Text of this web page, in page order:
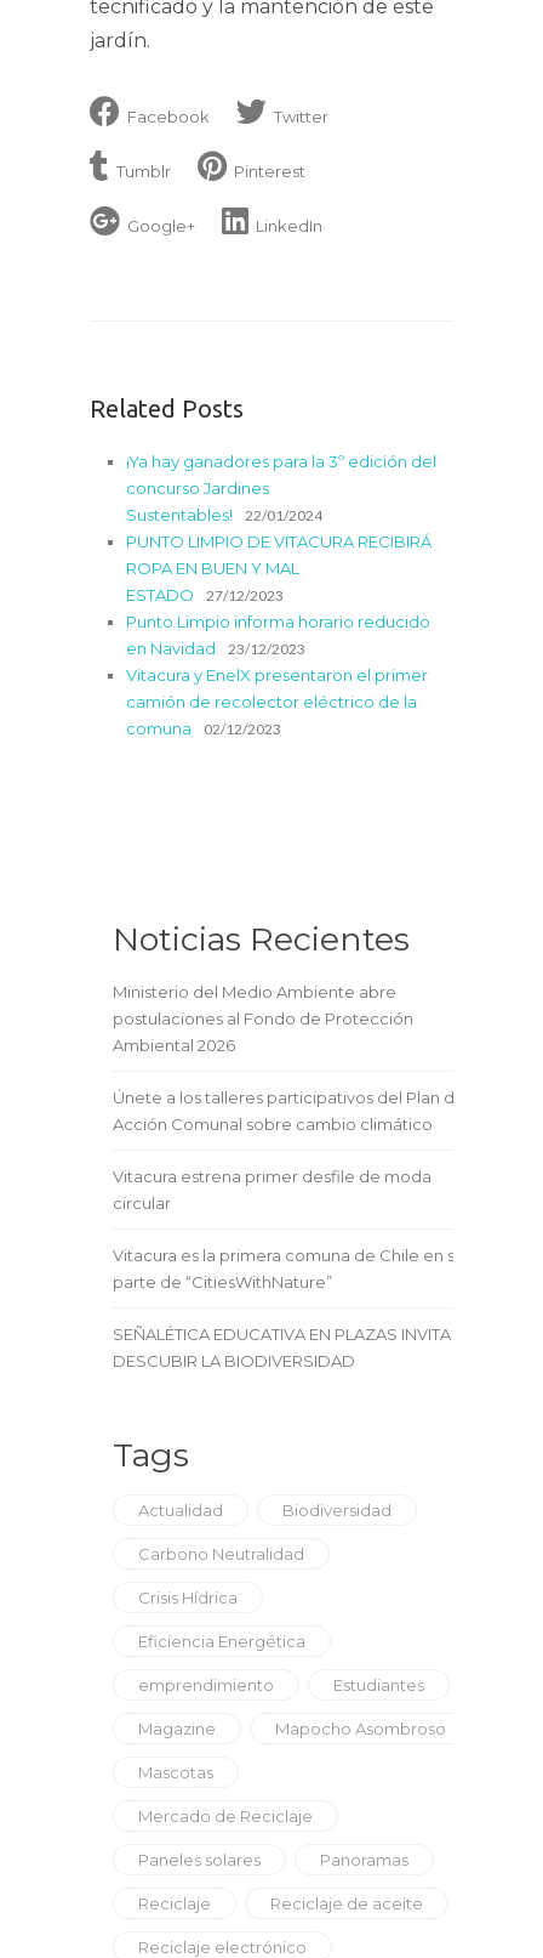
tecnificado y la mantención de este
jardín.
Facebook Twitter
Tumblr Pinterest
Google+ LinkedIn
Related Posts
¡Ya hay ganadores para la 3º edición del
concurso Jardines
Sustentables!
22/01/2024
PUNTO LIMPIO DE VITACURA RECIBIRÁ
ROPA EN BUEN Y MAL
ESTADO
27/12/2023
Punto Limpio informa horario reducido
en Navidad
23/12/2023
Vitacura y EnelX presentaron el primer
camión de recolector eléctrico de la
comuna
02/12/2023
Noticias Recientes
Ministerio del Medio Ambiente abre
postulaciones al Fondo de Protección
Ambiental 2026
Únete a los talleres participativos del Plan de
Acción Comunal sobre cambio climático
Vitacura estrena primer desfile de moda
circular
Vitacura es la primera comuna de Chile en ser
parte de “CitiesWithNature”
SEÑALÉTICA EDUCATIVA EN PLAZAS INVITA A
DESCUBIR LA BIODIVERSIDAD
Tags
Actualidad Biodiversidad
Carbono Neutralidad
Crisis Hídrica
Eficiencia Energética
emprendimiento Estudiantes
Magazine Mapocho Asombroso
Mascotas
Mercado de Reciclaje
Paneles solares Panoramas
Reciclaje Reciclaje de aceite
Reciclaje electrónico